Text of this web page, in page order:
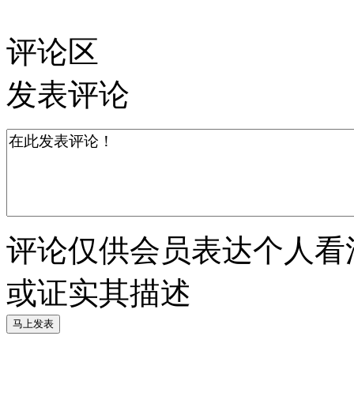
评论区
发表评论
评论仅供会员表达个人
或证实其描述